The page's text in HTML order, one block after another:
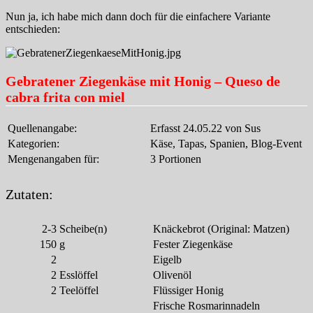
Nun ja, ich habe mich dann doch für die einfachere Variante
entschieden:
Gebratener Ziegenkäse mit Honig – Queso de
cabra frita con miel
Quellenangabe:
Erfasst 24.05.22 von Sus
Kategorien:
Käse, Tapas, Spanien, Blog-Event
Mengenangaben für:
3 Portionen
Zutaten:
2-3 Scheibe(n)
Knäckebrot (Original: Matzen)
150 g
Fester Ziegenkäse
2
Eigelb
2 Esslöffel
Olivenöl
2 Teelöffel
Flüssiger Honig
Frische Rosmarinnadeln